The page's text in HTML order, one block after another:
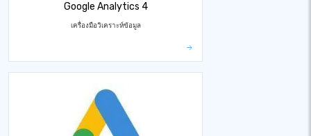
Google Analytics 4
เครื่องมือวิเคราะห์ข้อมูล